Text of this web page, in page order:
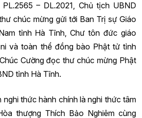
– DL.2021, Chủ tịch UBND
chúc mừng gửi tới Ban Trị sự Giáo
tỉnh Hà Tĩnh, Chư tôn đức giáo
và toàn thể đồng bào Phật tử tỉnh
Cường đọc thư chúc mừng Phật
tỉnh Hà Tĩnh.
nghi thức hành chính là nghi thức tâm
thượng Thích Bảo Nghiêm cùng